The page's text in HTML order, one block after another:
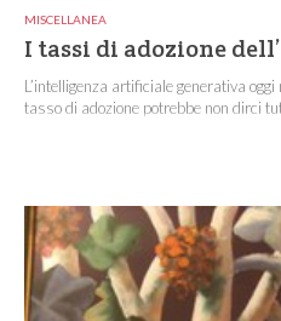
MISCELLANEA
I tassi di adozione
L’intelligenza artificiale generativa
tasso di adozione potrebbe non dirci